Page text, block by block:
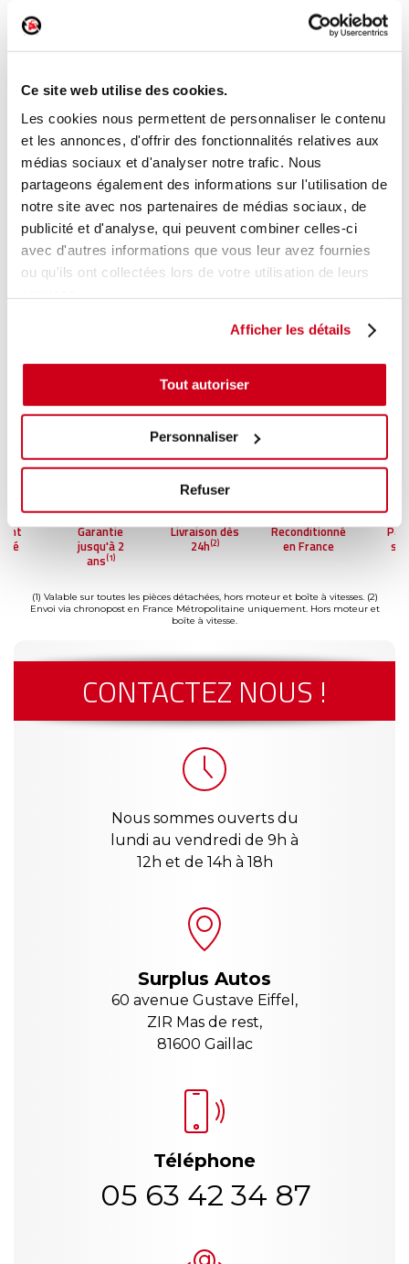
Ce site web utilise des cookies.
Les cookies nous permettent de personnaliser le contenu
et les annonces, d'offrir des fonctionnalités relatives aux
médias sociaux et d'analyser notre trafic. Nous
partageons également des informations sur l'utilisation de
notre site avec nos partenaires de médias sociaux, de
publicité et d'analyse, qui peuvent combiner celles-ci
avec d'autres informations que vous leur avez fournies
ou qu'ils ont collectées lors de votre utilisation de leurs
Afficher les détails
Tout autoriser
Personnaliser
Refuser
Feu arrière intérieur gauche
Réf. constructeur :6350J9
Modèle d'origine : CITROEN XANTIA 1997 - 200209
Modèle de provenance
Caractéristiques techniques
En stock 16,00 € TTC
AJOUTER AU PANIER
Garantie
jusqu'à 2
(1)
Livraison dès
(2)
Reconditionné
en France
(1) Valable sur toutes les pièces détachées, hors moteur et boîte à vitesses. (2)
Envoi via chronopost en France Métropolitaine uniquement. Hors moteur et
boîte à vitesse.
CONTACTEZ NOUS !
Nous sommes ouverts du
lundi au vendredi de 9h à
12h et de 14h à 18h
Surplus Autos
60 avenue Gustave Eiffel,
ZIR Mas de rest,
81600 Gaillac
Téléphone
05 63 42 34 87